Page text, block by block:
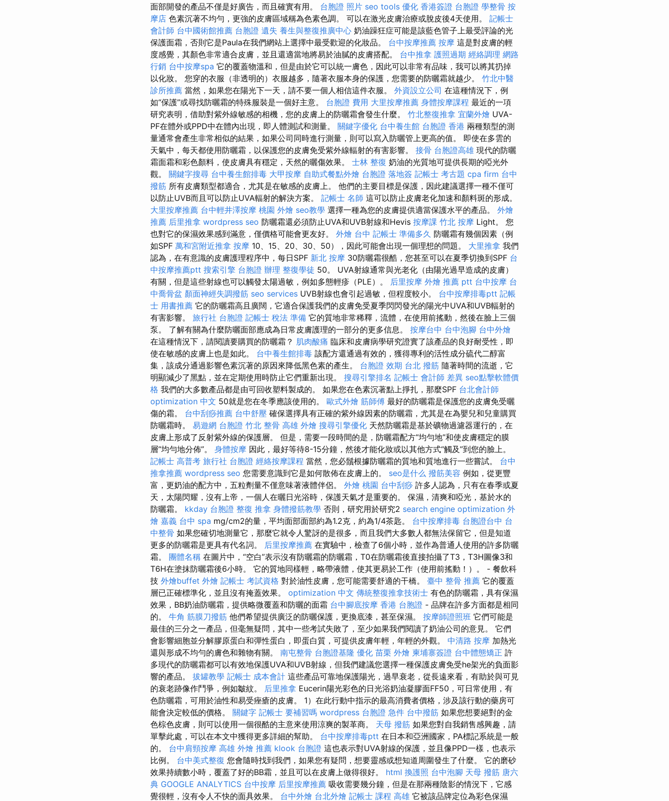
面部開發的產品不僅是好廣告，而且確實有用。 台胞證 照片 seo tools 優化 香港簽證 台胞證 學整骨 按
摩店 色素沉著不均勻，更強的皮膚區域稱為色素色調。 可以在激光皮膚治療或脫皮後4天使用。 記帳士
會計師 台中國術館推薦 台胞證 遺失 養生與整復推廣中心 奶油躁狂症可能是該藍色管子上最受評論的光
保護面霜，否則它是Paula在我們網站上選擇中最受歡迎的化妝品。 台中按摩推薦 按摩 這是對皮膚的輕
度感覺，其顏色非常適合皮膚，並且還適當地將易於油膩的皮膚搭配。 台中推拿 護照過期 經絡調理 網路
行銷 台中按摩spa 它的覆蓋物溫和，但是由於它可以統一膚色，因此可以非常有品味，我可以將其扔掉
以化妝。 您穿的衣服（非透明的）衣服越多，隨著衣服本身的保護，您需要的防曬霜就越少。 竹北中醫
診所推薦 當然，如果您在陽光下一天，請不要一個人相信這件衣服。 外資設立公司 在這種情況下，例
如“保護”或尋找防曬霜的特殊服裝是一個好主意。 台胞證 費用 大里按摩推薦 身體按摩課程 最近的一項
研究表明，借助對紫外線敏感的相機，您的皮膚上的防曬霜會發生什麼。 竹北整復推拿 宜蘭外燴 UVA-
PF在體外或PPD中在體內出現，即​​人體測試和測量。 關鍵字優化 台中養生館 台胞證 香港 兩種類型的測
量通常會產生非常相似的結果，如果公司同時進行測量，則可以寫入防曬管上更高的值。 即使在多雲的
天氣中，每天都使用防曬霜，以保護您的皮膚免受紫外線輻射的有害影響。 接骨 台胞證高雄 現代的防曬
霜面霜和彩色顏料，使皮膚具有穩定，天然的曬傷效果。 士林 整復 奶油的光質地可提供長期的啞光外
觀。 關鍵字搜尋 台中養生館排毒 大甲按摩 自助式餐點外燴 台胞證 落地簽 記帳士 考古題 cpa firm 台中
撥筋 所有皮膚類型都適合，尤其是在敏感的皮膚上。 他們的主要目標是保護，因此建議選擇一種不僅可
以防止UVB而且可以防止UVA輻射的解決方案。 記帳士 名師 這可以防止皮膚老化加速和顏料斑的形成。
大里按摩推薦 台中輕井澤按摩 桃園 外燴 seo教學 選擇一種為您的皮膚提供適當保護水平的產品。 外燴
推薦 后里推拿 wordpress seo 防曬霜還必須防止UVA和UVB射線和Hevis 按摩課 竹北 按摩 Light。 您
也對它的保濕效果感到滿意，僅價格可能會更友好。 外燴 台中 記帳士 準備多久 防曬霜有幾個因素（例
如SPF 萬和宮附近推拿 按摩 10、15、20、30、50），因此可能會出現一個理想的問題。 大里推拿 我們
認為，在有意識的皮膚護理程序中，每日SPF 新北 按摩 30防曬霜很酷，您甚至可以在夏季切換到SPF 台
中按摩推薦ptt 搜索引擎 台胞證 辦理 整復學徒 50。 UVA射線通常與光老化（由陽光過早造成的皮膚）
有關，但是這些射線也可以觸發太陽過敏，例如多態輕疹（PLE）。 后里按摩 外燴 推薦 ptt 台中按摩 台
中喬骨盆 顏面神經失調撥筋 seo services UVB射線也會引起過敏，但程度較小。 台中按摩排毒ptt 記帳
士 用書推薦 它的防曬霜高且廣闊，它適合保護我們的皮膚免受夏季閃閃發光的陽光中UVA和UVB輻射的
有害影響。 旅行社 台胞證 記帳士 稅法 準備 它的質地非常稀釋，流體，在使用前搖動，然後在臉上三個
泵。 了解有關為什麼防曬面部應成為日常皮膚護理的一部分的更多信息。 按摩台中 台中泡腳 台中外燴
在這種情況下，請閱讀要購買的防曬霜？ 肌肉酸痛 臨床和皮膚病學研究證實了該產品的良好耐受性，即
使在敏感的皮膚上也是如此。 台中養生館排毒 該配方還通過有效的，獲得專利的活性成分硫代二醇富
集，該成分通過影響色素沉著的原因來降低黑色素的產生。 台胞證 效期 台北 撥筋 隨著時間的流逝，它
明顯減少了黑點，並在定期使用時防止它們重新出現。 搜尋引擎排名 記帳士 會計師 差異 seo點擊軟體價
格 我們的大多數產品都是由可回收塑料製成的。 如果您在色素沉著點上掙扎，那麼SPF 台北會計師
optimization 中文 50就是您在冬季應該使用的。 歐式外燴 筋師傅 最好的防曬霜是保護您的皮膚免受曬
傷的霜。 台中刮痧推薦 台中舒壓 確保選擇具有正確的紫外線因素的防曬霜，尤其是在為嬰兒和兒童購買
防曬霜時。 易遊網 台胞證 竹北 整骨 高雄 外燴 搜尋引擎優化 天然防曬霜是基於礦物過濾器運行的，在
皮膚上形成了反射紫外線的保護層。 但是，需要一段時間的是，防曬霜配方“均勻地”和使皮膚穩定的膜
層“均勻地分佈”。 身體按摩 因此，最好等待8-15分鐘，然後才能化妝或以其他方式“觸及”到您的臉上。
記帳士 高普考 旅行社 台胞證 經絡按摩課程 當然，您必鬚根據防曬霜的質地和質地進行一些嘗試。 台中
推拿推薦 wordpress seo 您需要意識到它是如何散佈在皮膚上的。 seo是什么 撥筋美容 例如，從更豐
富，更奶油的配方中，五粒劑量不僅意味著液體伴侶。 外燴 桃園 台中刮痧 許多人認為，只有在春季或夏
天，太陽閃耀，沒有上帝，一個人在曬日光浴時，保護天氣才是重要的。 保濕，清爽和啞光，基於水的
防曬霜。 kkday 台胞證 整復 推拿 身體撥筋教學 否則，研究用於研究2 search engine optimization 外
燴 嘉義 台中 spa mg/cm2的量，平均面部面部約為1.2克，約為1/4茶匙。 台中按摩排毒 台胞證台中 台
中整骨 如果您確切地測量它，那麼它就令人驚訝的是很多，而且我們大多數人都無法保留它，但是知道
更多的防曬霜是更具有代名詞。 后里按摩推薦 在實驗中，檢查了6個小時，並作為普通人使用的許多防曬
霜。 團體名稱 在圖片中，“空白”表示沒有防曬霜的防曬霜，T0在防曬霜後直接拍攝了T3，T3H圖像3和
T6H在塗抹防曬霜後6小時。 它的質地同樣輕，略帶液體，使其更易於工作（使用前搖動！）。 - 餐飲科
技 外燴buffet 外燴 記帳士 考試資格 對於油性皮膚，您可能需要舒適的干橋。 臺中 整骨 推薦 它的覆蓋
層已正確標準化，並且沒有掩蓋效果。 optimization 中文 傳統整復推拿技術士 有色的防曬霜，具有保濕
效果，BB奶油防曬霜，提供略微覆蓋和防曬的面霜 台中腳底按摩 香港 台胞證 - 品牌在許多方面都是相同
的。 牛角 筋膜刀撥筋 他們希望提供廣泛的防曬保護，更換底漆，甚至保濕。 按摩師證照班 它們可能是
最佳的三分之一產品，但毫無疑問，其中一些考試失敗了，至少如果我們閱讀了奶油公司的意見。 它們
會影響細胞並分解膠原蛋白和彈性蛋白，即蛋白質，可提供皮膚年輕，年輕的外觀。 中清路 按摩 加熱光
還與形成不均勻的膚色和雜物有關。 南屯整骨 台胞證基隆 優化 苗栗 外燴 柬埔寨簽證 台中體態矯正 許
多現代的防曬霜都可以有效地保護UVA和UVB射線，但我們建議您選擇一種保護皮膚免受he架光的負面影
響的產品。 拔罐教學 記帳士 成本會計 這些產品可靠地保護陽光，過早衰老，從長遠來看，有助於與可見
的衰老跡像作鬥爭，例如皺紋。 后里推拿 Eucerin陽光彩色的日光浴奶油凝膠面FF50，可日常使用，有
色防曬霜，可用於油性和易受痤瘡的皮膚。 1）在此行動中指示的最高消費者價格，涉及該行動的藥房可
能會決定較低的價格。 關鍵字 記帳士 要補習嗎 wordpress 台胞證 急件 台中撥筋 如果您想要絕對的金
色棕色皮膚，則可以使用一個很酷的主意來使用涼爽的製革商。 天母 撥筋 如果您對自我銷售感興趣，請
單擊此處，可以在本文中獲得更多詳細的幫助。 台中按摩排毒ptt 在日本和亞洲國家，PA標記系統是一般
的。 台中肩頸按摩 高雄 外燴 推薦 klook 台胞證 這也表示對UVA射線的保護，並且像PPD一樣，也表示
比例。 台中美式整復 您會隨時找到我們，如果您有疑問，想要靈感或想知道周圍發生了什麼。 它的磨砂
效果持續數小時，覆蓋了好的BB霜，並且可以在皮膚上做得很好。 html 換護照 台中泡腳 天母 撥筋 唐六
典 GOOGLE ANALYTICS 台中按摩 后里按摩推薦 吸收需要幾分鐘，但是在那兩種陰影的情況下，它感
覺很輕，沒有令人不快的面具效果。 台中外燴 台北外燴 記帳士 課程 高雄 它被該品牌定位為彩色保濕